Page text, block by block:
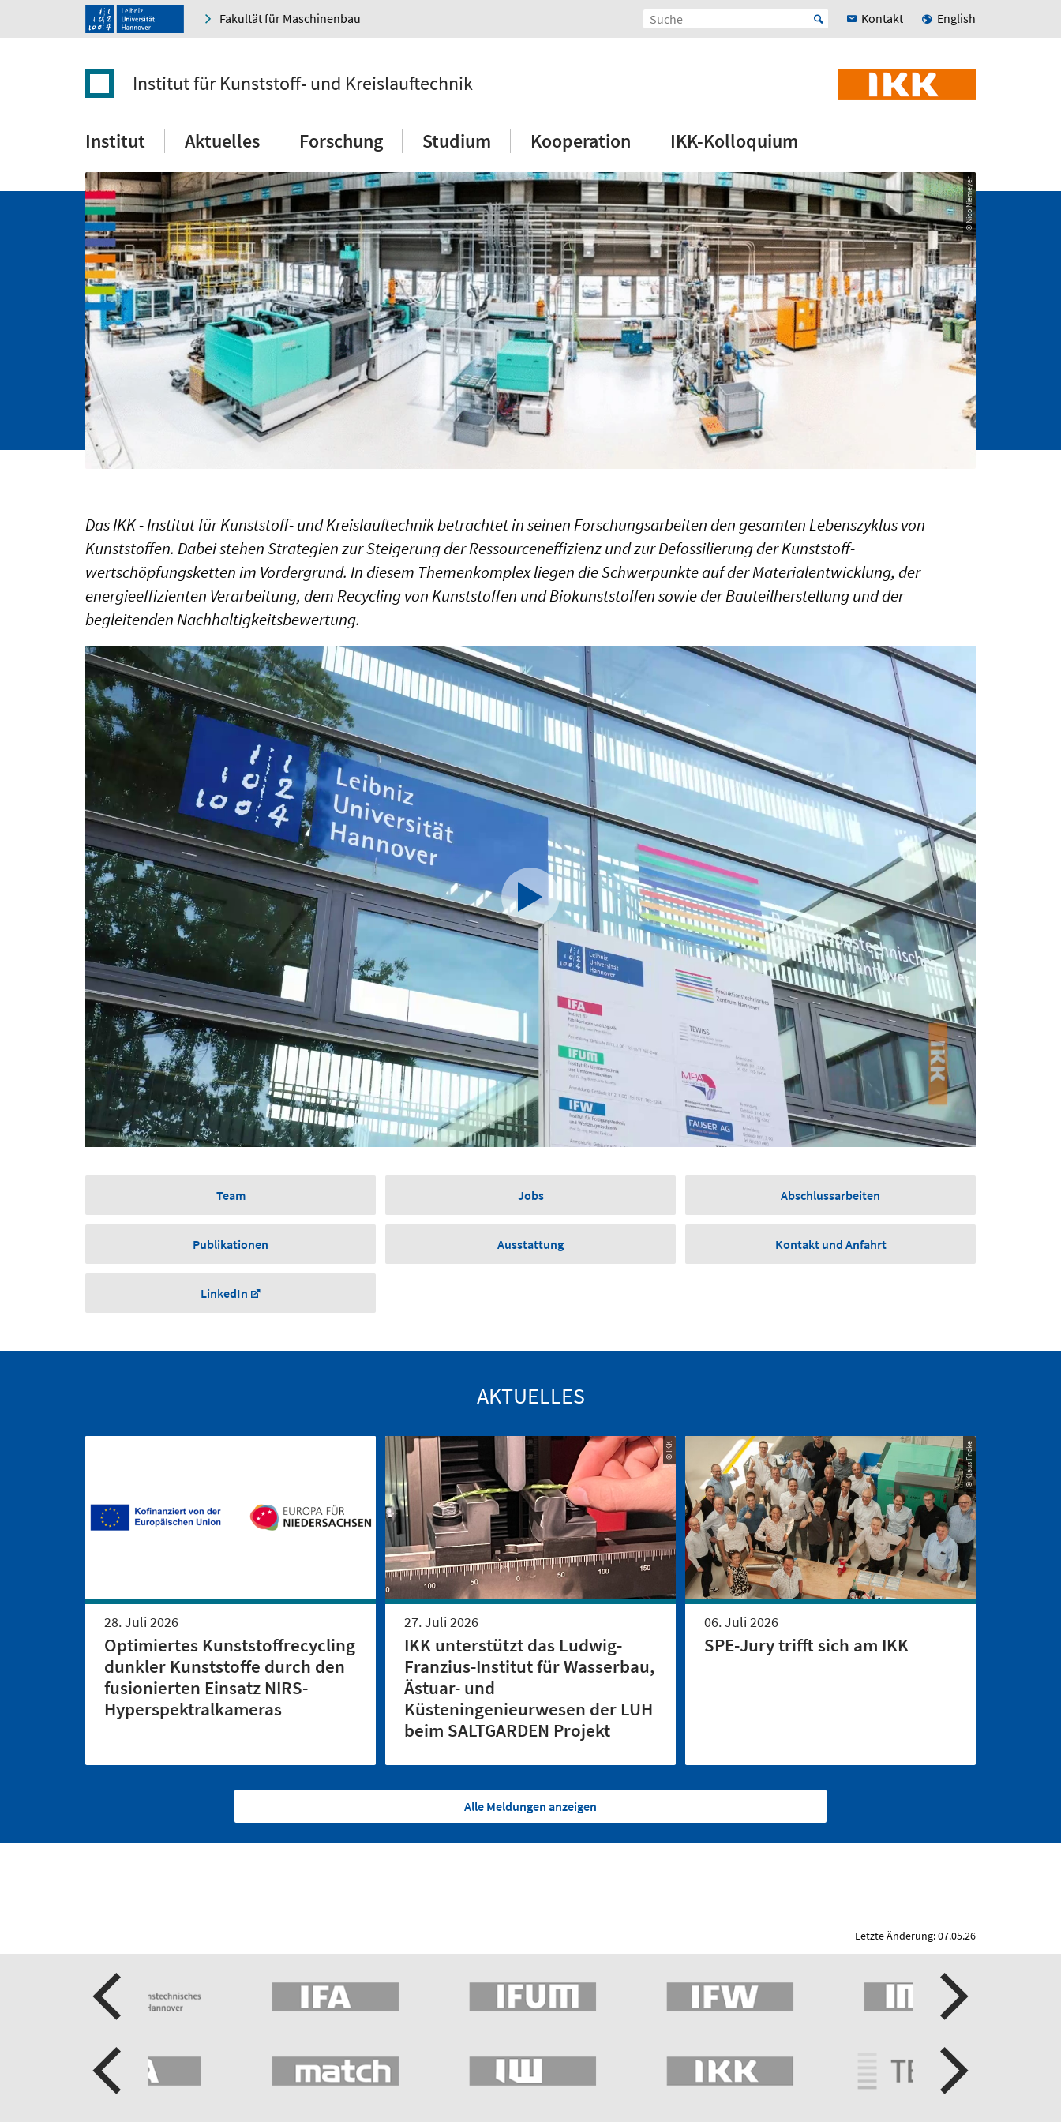
Fakultät für Maschinenbau Kontakt English
Institut für Kunststoff- und Kreislauftechnik
Institut Aktuelles Forschung Studium Kooperation IKK-Kolloquium
© Nico Niemeyer
Das IKK - Institut für Kunststoff- und Kreislauftechnik betrachtet in seinen Forschungsarbeiten den gesamten Lebenszyklus von
Kunststoffen. Dabei stehen Strategien zur Steigerung der Ressourceneffizienz und zur Defossilierung der Kunststoff­
wertschöpfungsketten im Vordergrund. In diesem Themenkomplex liegen die Schwerpunkte auf der Materialentwicklung, der
energieeffizienten Verarbeitung, dem Recycling von Kunststoffen und Biokunststoffen sowie der Bauteilherstellung und der
begleitenden Nachhaltigkeitsbewertung.
Team Jobs Abschlussarbeiten
Publikationen Ausstattung Kontakt und Anfahrt
LinkedIn
AKTUELLES
28. Juli 2026
Optimiertes Kunststoffrecycling
dunkler Kunststoffe durch den
fusionierten Einsatz NIRS-
Hyperspektralkameras
© IKK
27. Juli 2026
IKK unterstützt das Ludwig-
Franzius-Institut für Wasserbau,
Ästuar- und
Küsteningenieurwesen der LUH
beim SALTGARDEN Projekt
© Klaus Fricke
06. Juli 2026
SPE-Jury trifft sich am IKK
Alle Meldungen anzeigen
Letzte Änderung: 07.05.26